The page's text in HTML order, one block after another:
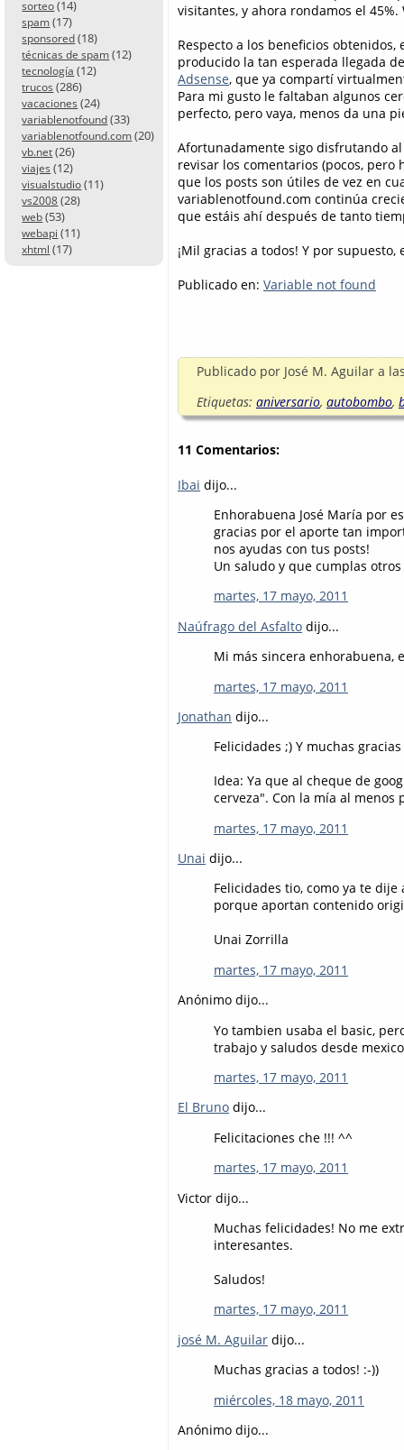
sorteo (14)
spam (17)
sponsored (18)
técnicas de spam (12)
tecnología (12)
trucos (286)
vacaciones (24)
variablenotfound (33)
variablenotfound.com (20)
vb.net (26)
viajes (12)
visualstudio (11)
vs2008 (28)
web (53)
webapi (11)
xhtml (17)
visitantes, y ahora rondamos el
Respecto a los beneficios obtenidos,
producido la tan esperada llegada
Adsense, que ya compartí
Para mi gusto le faltaban algunos
perfecto, pero vaya, menos da una
Afortunadamente sigo disfrutando
revisar los comentarios (pocos,
que los posts son útiles de vez en
variablenotfound.com continúa
que estáis ahí después de tanto
¡Mil gracias a todos! Y por
Publicado en: Variable not found
Publicado por José M. Aguilar a
Etiquetas: aniversario, autobombo,
11 Comentarios:
Ibai dijo...
Enhorabuena José María por
gracias por el aporte tan
nos ayudas con tus posts!
Un saludo y que cumplas
martes, 17 mayo, 2011
Naúfrago del Asfalto dijo...
Mi más sincera enhorabuena,
martes, 17 mayo, 2011
Jonathan dijo...
Felicidades ;) Y muchas
Idea: Ya que al cheque de
cerveza". Con la mía al menos
martes, 17 mayo, 2011
Unai dijo...
Felicidades tio, como ya te
porque aportan contenido
Unai Zorrilla
martes, 17 mayo, 2011
Anónimo dijo...
Yo tambien usaba el basic,
trabajo y saludos desde
martes, 17 mayo, 2011
El Bruno dijo...
Felicitaciones che !!! ^^
martes, 17 mayo, 2011
Victor dijo...
Muchas felicidades! No me
interesantes.
Saludos!
martes, 17 mayo, 2011
josé M. Aguilar dijo...
Muchas gracias a todos! :-))
miércoles, 18 mayo, 2011
Anónimo dijo...